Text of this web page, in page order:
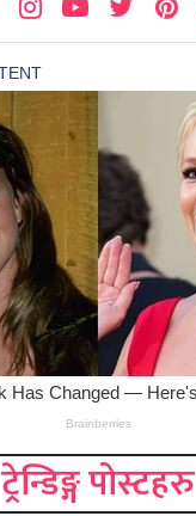
ट्रेन्डिङ्ग पोस्टहरु